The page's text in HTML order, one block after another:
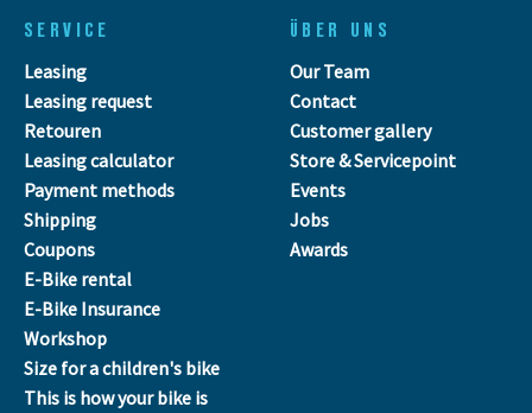
SERVICE
Leasing
Leasing request
Retouren
Leasing calculator
Payment methods
Shipping
Coupons
E-Bike rental
E-Bike Insurance
Workshop
Size for a children's bike
This is how your bike is
ÜBER UNS
Our Team
Contact
Customer gallery
Store & Servicepoint
Events
Jobs
Awards